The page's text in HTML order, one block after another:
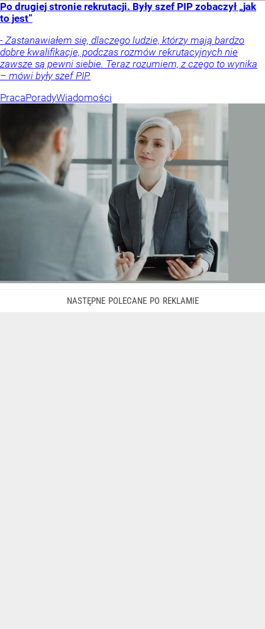
Po drugiej stronie rekrutacji. Były szef PIP zobaczył „jak
to jest”
- Zastanawiałem się, dlaczego ludzie, którzy mają bardzo
dobre kwalifikacje, podczas rozmów rekrutacyjnych nie
zawsze są pewni siebie. Teraz rozumiem, z czego to wynika
– mówi były szef PIP.
PracaPoradyWiadomości